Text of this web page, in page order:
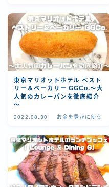
東京マリオットホテル ペスト
リー＆ベーカリー GGCo.～大
人気のカレーパンを徹底紹介
～
2022.08.30 お金を豊かに使う